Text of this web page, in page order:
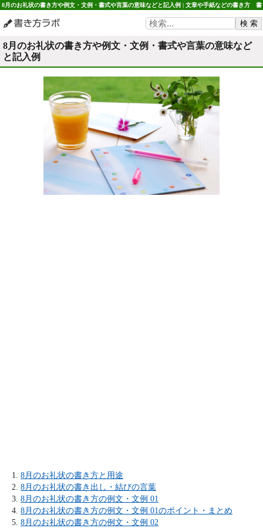
8月のお礼状の書き方や例文・文例・書式や言葉の意味などと記入例 | 文章や手紙などの書き方 書
8月のお礼状の書き方や例文・文例・書式や言葉の意味など
と記入例
8月のお礼状の書き方と用途
8月のお礼状の書き出し・結びの言葉
8月のお礼状の書き方の例文・文例 01
8月のお礼状の書き方の例文・文例 01のポイント・まとめ
8月のお礼状の書き方の例文・文例 02